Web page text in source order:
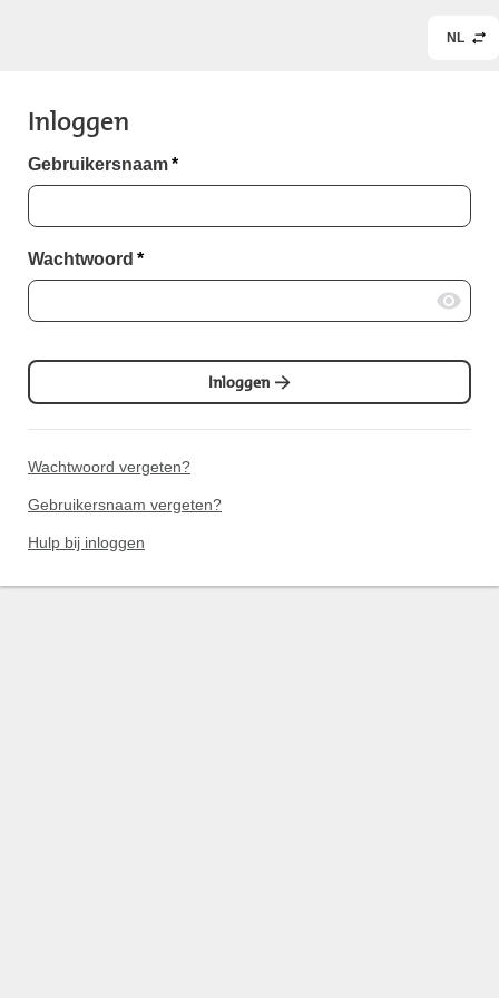
NL
Inloggen
Gebruikersnaam*
Wachtwoord *
Inloggen
Wachtwoord vergeten?
Gebruikersnaam vergeten?
Hulp bij inloggen